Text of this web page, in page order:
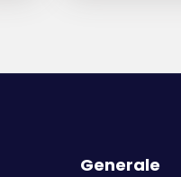
Generale